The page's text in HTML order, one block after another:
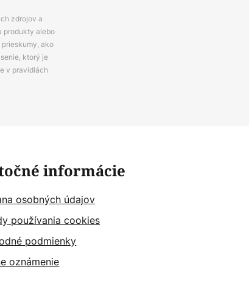
zdrojov a
produkty alebo
ako
ktorý je
v pravidlách
informácie
osobných údajov
používania cookies
podmienky
oznámenie